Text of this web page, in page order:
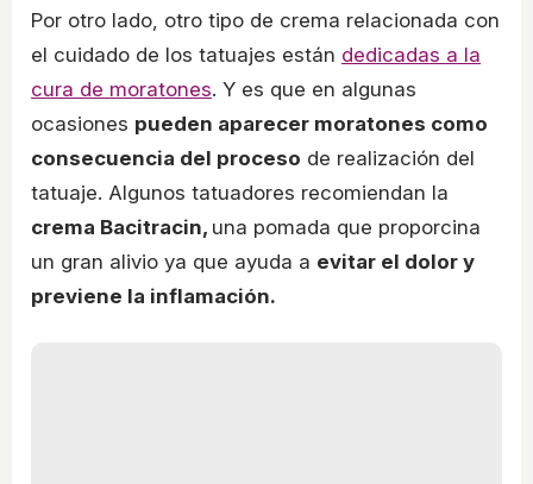
Por otro lado, otro tipo de crema relacionada con
el cuidado de los tatuajes están dedicadas a la
cura de moratones. Y es que en algunas
ocasiones pueden aparecer moratones como
consecuencia del proceso de realización del
tatuaje. Algunos tatuadores recomiendan la
crema Bacitracin, una pomada que proporcina
un gran alivio ya que ayuda a evitar el dolor y
previene la inflamación.